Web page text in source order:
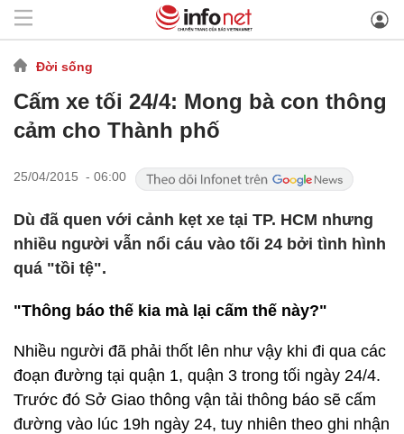
Đời sống
Cấm xe tối 24/4: Mong bà con thông
cảm cho Thành phố
25/04/2015 - 06:00
Dù đã quen với cảnh kẹt xe tại TP. HCM nhưng
nhiều người vẫn nổi cáu vào tối 24 bởi tình hình
quá "tồi tệ".
"Thông báo thế kia mà lại cấm thế này?"
Nhiều người đã phải thốt lên như vậy khi đi qua các
đoạn đường tại quận 1, quận 3 trong tối ngày 24/4.
Trước đó Sở Giao thông vận tải thông báo sẽ cấm
đường vào lúc 19h ngày 24, tuy nhiên theo ghi nhận